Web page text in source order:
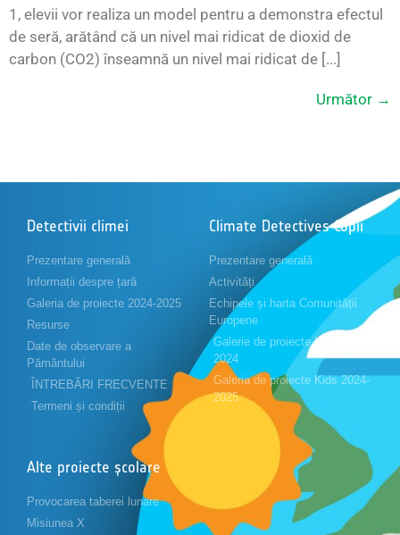
1, elevii vor realiza un model pentru a demonstra efectul
de seră, arătând că un nivel mai ridicat de dioxid de
carbon (CO2) înseamnă un nivel mai ridicat de [...]
Următor →
Detectivii climei
Prezentare generală
Informații despre țară
Galeria de proiecte 2024-2025
Resurse
Date de observare a
Pământului
ÎNTREBĂRI FRECVENTE
Termeni și condiții
Climate Detectives Copii
Prezentare generală
Activități
Echipele și harta Comunității
Europene
Galerie de proiecte Kids 2023-
2024
Galeria de proiecte Kids 2024-
2025
Alte proiecte școlare
Provocarea taberei lunare
Misiunea X